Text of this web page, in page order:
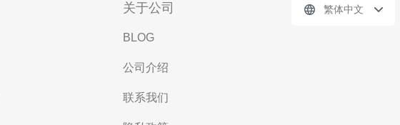
关于公司
BLOG
公司介绍
联系我们
繁体中文